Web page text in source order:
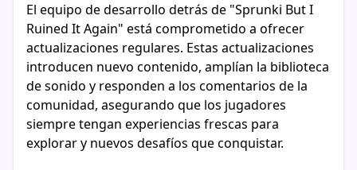
El equipo de desarrollo detrás de "Sprunki But I
Ruined It Again" está comprometido a ofrecer
actualizaciones regulares. Estas actualizaciones
introducen nuevo contenido, amplían la biblioteca
de sonido y responden a los comentarios de la
comunidad, asegurando que los jugadores
siempre tengan experiencias frescas para
explorar y nuevos desafíos que conquistar.